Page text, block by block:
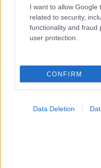
I want to allow Google
related to security,
functionality and fraud
user protection.
CONFIRM
Data Deletion